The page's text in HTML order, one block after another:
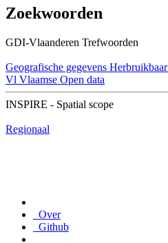
Zoekwoorden
GDI-Vlaanderen Trefwoorden
Geografische gegevens Herbruikbaar
Vl Vlaamse Open data
INSPIRE - Spatial scope
Regionaal
Over
Github